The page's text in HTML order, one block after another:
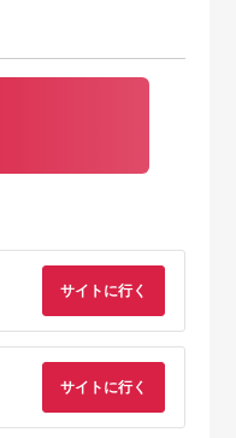
サイトに行く
サイトに行く